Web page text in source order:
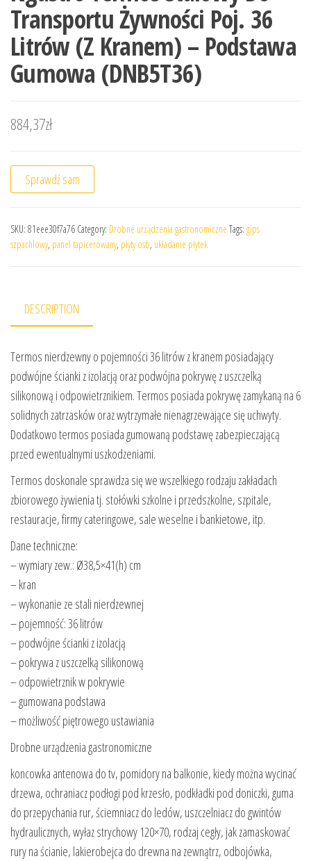
Transportu Żywności Poj. 36
Litrów (Z Kranem) – Podstawa
Gumowa (DNB5T36)
884,37zł
Sprawdź sam
SKU: 81eee30f7a76 Category: Drobne urządzenia gastronomiczne Tags: gips
szpachlowy, panel tapicerowany, płyty osb, układanie płytek
DESCRIPTION
Termos nierdzewny o pojemności 36 litrów z kranem posiadający
podwójne ścianki z izolacją oraz podwójna pokrywę z uszczelką
silikonową i odpowietrznikiem. Termos posiada pokrywę zamykaną na 6
solidnych zatrzasków oraz wytrzymałe nienagrzewające się uchwyty.
Dodatkowo termos posiada gumowaną podstawę zabezpieczającą
przed ewentualnymi uszkodzeniami.
Termos doskonale sprawdza się we wszelkiego rodzaju zakładach
zbiorowego żywienia tj. stołówki szkolne i przedszkolne, szpitale,
restauracje, firmy cateringowe, sale weselne i bankietowe, itp.
Dane techniczne:
– wymiary zew.: Ø38,5×41(h) cm
– kran
– wykonanie ze stali nierdzewnej
– pojemność: 36 litrów
– podwójne ścianki z izolacją
– pokrywa z uszczelką silikonową
– odpowietrznik w pokrywie
– gumowana podstawa
– możliwość piętrowego ustawiania
Drobne urządzenia gastronomiczne
koncowka antenowa do tv, pomidory na balkonie, kiedy można wycinać
drzewa, ochraniacz podłogi pod krzesło, podkładki pod doniczki, guma
do przepychania rur, ściemniacz do ledów, uszczelniacz do gwintów
hydraulicznych, wyłaz strychowy 120×70, rodzaj cegły, jak zamaskować
rury na ścianie, lakierobejca do drewna na zewnątrz, odbojówka,